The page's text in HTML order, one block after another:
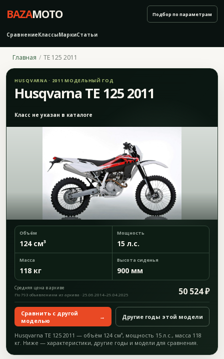
BAZAMOTO
СравнениеКлассыМаркиСтатьи
Подбор по параметрам
Главная TE 125 2011
HUSQVARNA · 2011 МОДЕЛЬНЫЙ ГОД
Husqvarna TE 125 2011
Класс не указан в каталоге
Объём
124 см³
Мощность
15 л.с.
Масса
118 кг
Высота сиденья
900 мм
Средняя цена в архиве 50 524 ₽
По 793 объявлениям из архива · 25.06.2014–29.04.2025
Сравнить с другой
моделью
→ Другие годы этой модели
Husqvarna TE 125 2011 — объём 124 см³, мощность 15 л.с., масса 118
кг. Ниже — характеристики, другие годы и модели для сравнения.